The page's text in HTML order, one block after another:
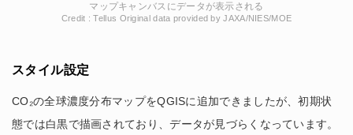
マップキャンバスにデータが表示される
Credit : Tellus Original data provided by JAXA/NIES/MOE
スタイル設定
CO₂の全球濃度分布マップをQGISに追加できましたが、初期状
態では白黒で描画されており、データが見づらくなっています。